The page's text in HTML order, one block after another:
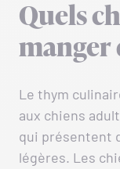
Quels
manger
Le thym
aux chiens
qui présentent
légères. Les